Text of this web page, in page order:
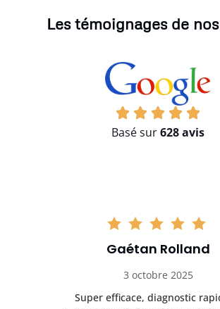
Les témoignages de
Basé sur628 avis
Gaétan Rolland
3 octobre 2025
Super efficace, diagnostic